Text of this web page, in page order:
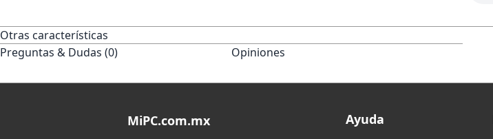
Otras características
Preguntas & Dudas (0)
Opiniones
MiPC.com.mx Ayuda